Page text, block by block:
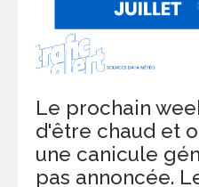
Le prochain
d'être chaud et
une canicule
pas annoncée.